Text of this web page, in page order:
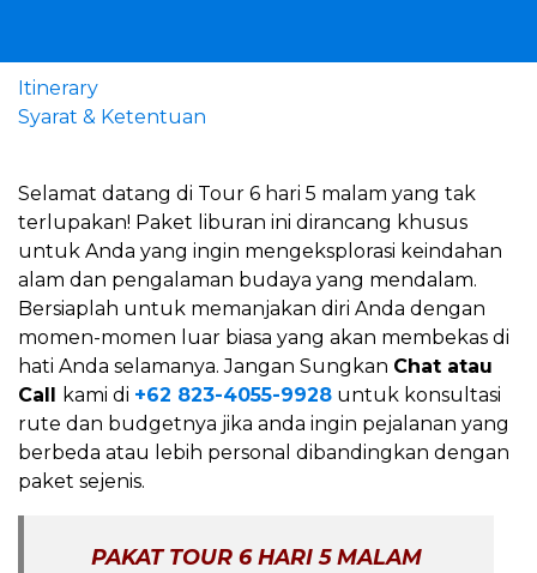
Itinerary
Syarat & Ketentuan
Selamat datang di Tour 6 hari 5 malam yang tak
terlupakan! Paket liburan ini dirancang khusus
untuk Anda yang ingin mengeksplorasi keindahan
alam dan pengalaman budaya yang mendalam.
Bersiaplah untuk memanjakan diri Anda dengan
momen-momen luar biasa yang akan membekas di
hati Anda selamanya. Jangan Sungkan Chat atau
Call kami di +62 823-4055-9928 untuk konsultasi
rute dan budgetnya jika anda ingin pejalanan yang
berbeda atau lebih personal dibandingkan dengan
paket sejenis.
PAKAT TOUR 6 HARI 5 MALAM